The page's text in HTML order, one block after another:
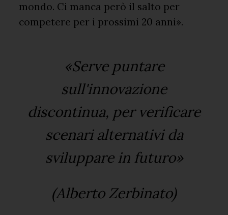
mondo. Ci manca però il salto per
competere per i prossimi 20 anni».
«Serve puntare
sull'innovazione
discontinua, per verificare
scenari alternativi da
sviluppare in futuro»
(Alberto Zerbinato)